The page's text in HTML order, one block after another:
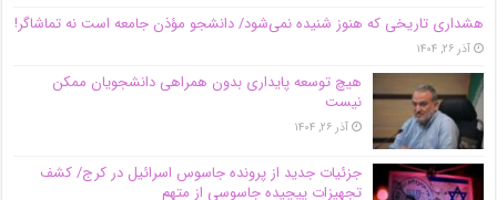
هشداری تاریخی که هنوز شنیده نمی‌شود/ دانشجو مؤذن جامعه است نه تماشاگر!
آذر ۲۶, ۱۴۰۴
هیچ توسعه پایداری بدون همراهی دانشجویان ممکن
نیست
آذر ۲۶, ۱۴۰۴
جزئیات جدید از پرونده جاسوس اسرائیل در کرج/‌ کشف
تجهیزات پیچیده جاسوسی از متهم